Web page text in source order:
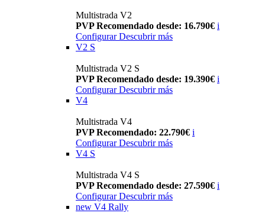
Multistrada V2
PVP Recomendado desde: 16.790€ i
Configurar Descubrir más
V2 S
Multistrada V2 S
PVP Recomendado desde: 19.390€ i
Configurar Descubrir más
V4
Multistrada V4
PVP Recomendado: 22.790€ i
Configurar Descubrir más
V4 S
Multistrada V4 S
PVP Recomendado desde: 27.590€ i
Configurar Descubrir más
new V4 Rally